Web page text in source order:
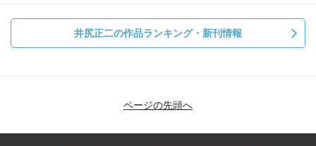
井尻正二の作品ランキング・新刊情報
ページの先頭へ